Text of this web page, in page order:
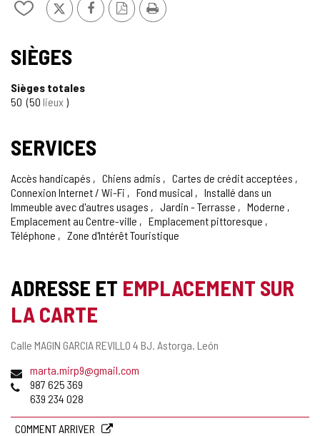
Ajouter/retirer
de
cahiers
PDF
SIÈGES
Sièges totales
50 50 lieux
SERVICES
Accès handicapés Chiens admis
Cartes de crédit acceptées
Connexion Internet / Wi-Fi
Fond musical
Installé dans un
Immeuble avec d'autres usages
Jardin - Terrasse
Moderne
Emplacement au Centre-ville
Emplacement pittoresque
Téléphone
Zone d'Intérêt Touristique
ADRESSE ET EMPLACEMENT SUR
LA CARTE
Adresse
Calle MAGIN GARCIA REVILLO 4 BJ. Astorga. León
Adresse
de
courrier
marta.mirp9@gmail.com
Téléphones
987 625 369
639 234 028
COMMENT ARRIVER